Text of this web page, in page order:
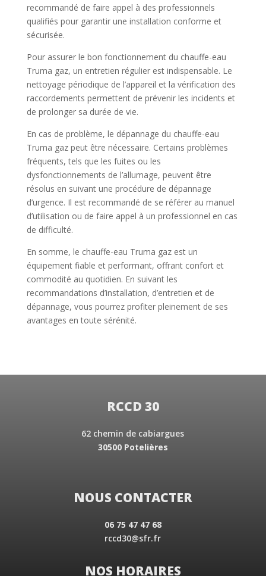
recommandé de faire appel à des professionnels
qualifiés pour garantir une installation conforme et
sécurisée.
Pour assurer le bon fonctionnement du chauffe-eau
Truma gaz, un entretien régulier est indispensable. Le
nettoyage périodique de l’appareil et la vérification des
raccordements permettent de prévenir les incidents et
de prolonger sa durée de vie.
En cas de problème, le dépannage du chauffe-eau
Truma gaz peut être nécessaire. Certains problèmes
fréquents, tels que les fuites ou les
dysfonctionnements de l’allumage, peuvent être
résolus en suivant une procédure de dépannage
d’urgence. Il est recommandé de se référer au manuel
d’utilisation ou de faire appel à un professionnel en cas
de difficulté.
En somme, le chauffe-eau Truma gaz est un
équipement fiable et performant, offrant confort et
commodité au quotidien. En suivant les
recommandations d’installation, d’entretien et de
dépannage, vous pourrez profiter pleinement de ses
avantages en toute sérénité.
RCCD 30
62 chemin de cabiargues
30500 Potelières
NOUS CONTACTER
06 75 47 47 68
rccd30@sfr.fr
NOS HORAIRES